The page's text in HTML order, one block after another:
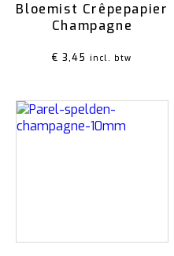
Bloemist Crêpepapier
Champagne
€ 3,45 incl. btw